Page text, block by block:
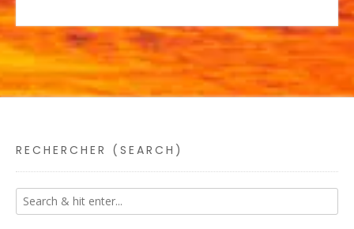
RECHERCHER (SEARCH)